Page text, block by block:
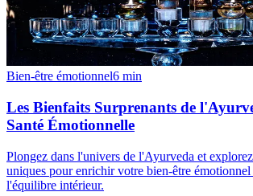
Bien-être émotionnel6 min
Les Bienfaits Surprenants de
Santé Émotionnelle
Plongez dans l'univers de l'Ayurveda et
uniques pour enrichir votre bien-être
l'équilibre intérieur.